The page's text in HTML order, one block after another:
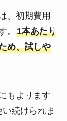
、初期費用
。 1本あたり
め、試しや
もよります
続けられま